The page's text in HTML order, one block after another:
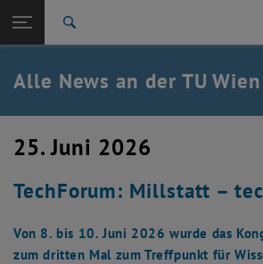
TU Login
Quicklinks
Quicklinks-Menü umschalten
Studium
Karriere
Zurück: Subseiten von TU Wien Startseite
Zurück zur letzten Ebene:
TU Wien Startseite
Übersicht
Alle News an der TU Wien
25. Juni 2026
TechForum: Millstatt –
Von 8. bis 10. Juni 2026 wurde das
zum dritten Mal zum Treffpunkt für